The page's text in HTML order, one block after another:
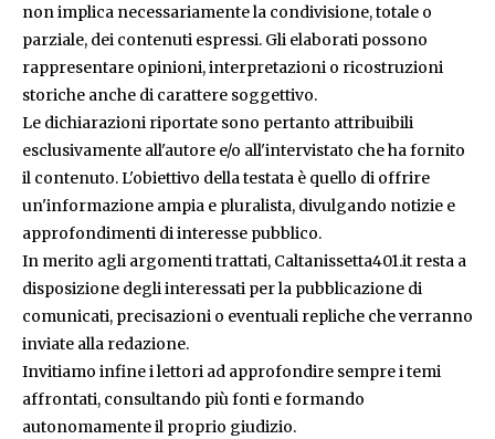
non implica necessariamente la condivisione, totale o
parziale, dei contenuti espressi. Gli elaborati possono
rappresentare opinioni, interpretazioni o ricostruzioni
storiche anche di carattere soggettivo.
Le dichiarazioni riportate sono pertanto attribuibili
esclusivamente all'autore e/o all'intervistato che ha fornito
il contenuto. L'obiettivo della testata è quello di offrire
un'informazione ampia e pluralista, divulgando notizie e
approfondimenti di interesse pubblico.
In merito agli argomenti trattati, Caltanissetta401.it resta a
disposizione degli interessati per la pubblicazione di
comunicati, precisazioni o eventuali repliche che verranno
inviate alla redazione.
Invitiamo infine i lettori ad approfondire sempre i temi
affrontati, consultando più fonti e formando
autonomamente il proprio giudizio.